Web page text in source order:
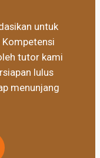
untuk
Kompetensi
tutor kami
lulus
menunjang